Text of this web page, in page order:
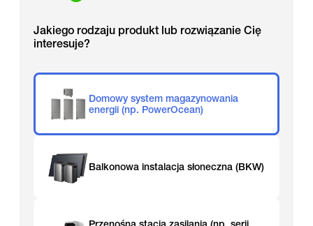
Jakiego rodzaju produkt lub rozwiązanie Cię
interesuje?
Domowy system magazynowania
energii (np. PowerOcean)
Balkonowa instalacja słoneczna (BKW)